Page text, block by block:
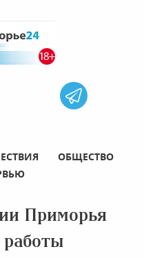
ОБЩЕСТВО
Приморья